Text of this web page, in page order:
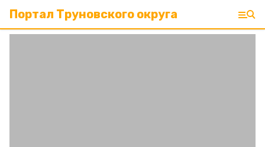
Портал Труновского округа